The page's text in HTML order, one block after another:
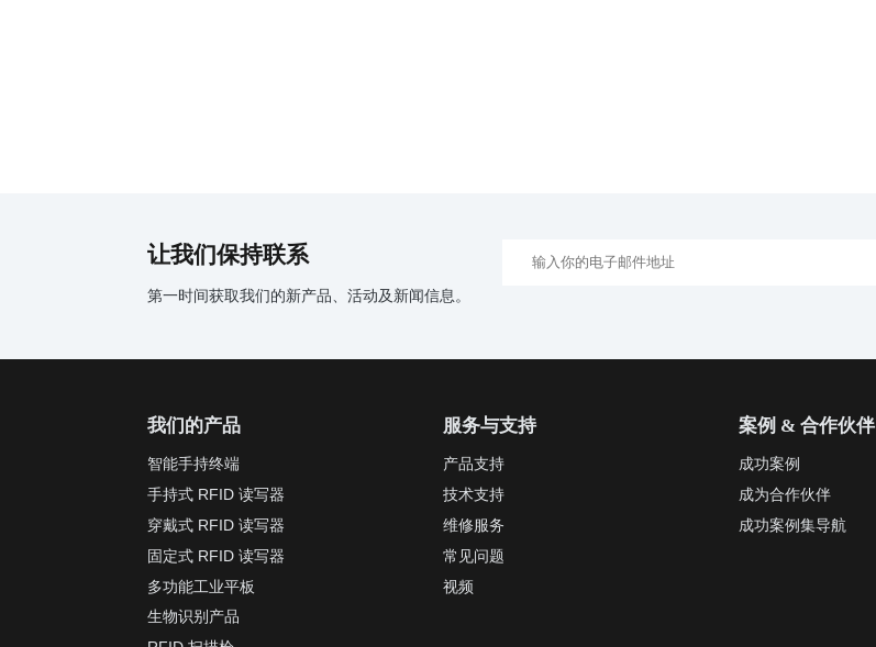
让我们保持联系
第一时间获取我们的新产品、活动及新闻信息。
我们的产品
智能手持终端
手持式 RFID 读写器
穿戴式 RFID 读写器
固定式 RFID 读写器
多功能工业平板
生物识别产品
服务与支持
产品支持
技术支持
维修服务
常见问题
视频
案例 & 合作伙伴
成功案例
成为合作伙伴
成功案例集导航